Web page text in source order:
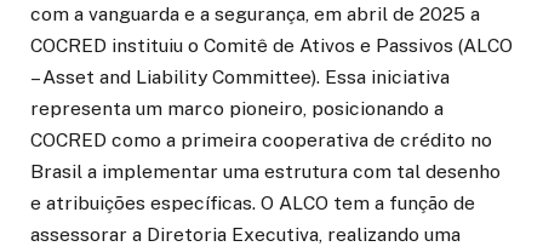
com a vanguarda e a segurança, em abril de 2025 a
COCRED instituiu o Comitê de Ativos e Passivos (ALCO
– Asset and Liability Committee). Essa iniciativa
representa um marco pioneiro, posicionando a
COCRED como a primeira cooperativa de crédito no
Brasil a implementar uma estrutura com tal desenho
e atribuições específicas. O ALCO tem a função de
assessorar a Diretoria Executiva, realizando uma